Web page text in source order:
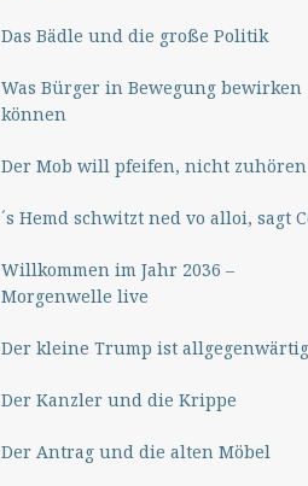
Das Bädle und die große Politik
Was Bürger in Bewegung bewirken
können
Der Mob will pfeifen, nicht zuhören
´s Hemd schwitzt ned vo alloi, sagt
Willkommen im Jahr 2036 –
Morgenwelle live
Der kleine Trump ist allgegenwärtig
Der Kanzler und die Krippe
Der Antrag und die alten Möbel